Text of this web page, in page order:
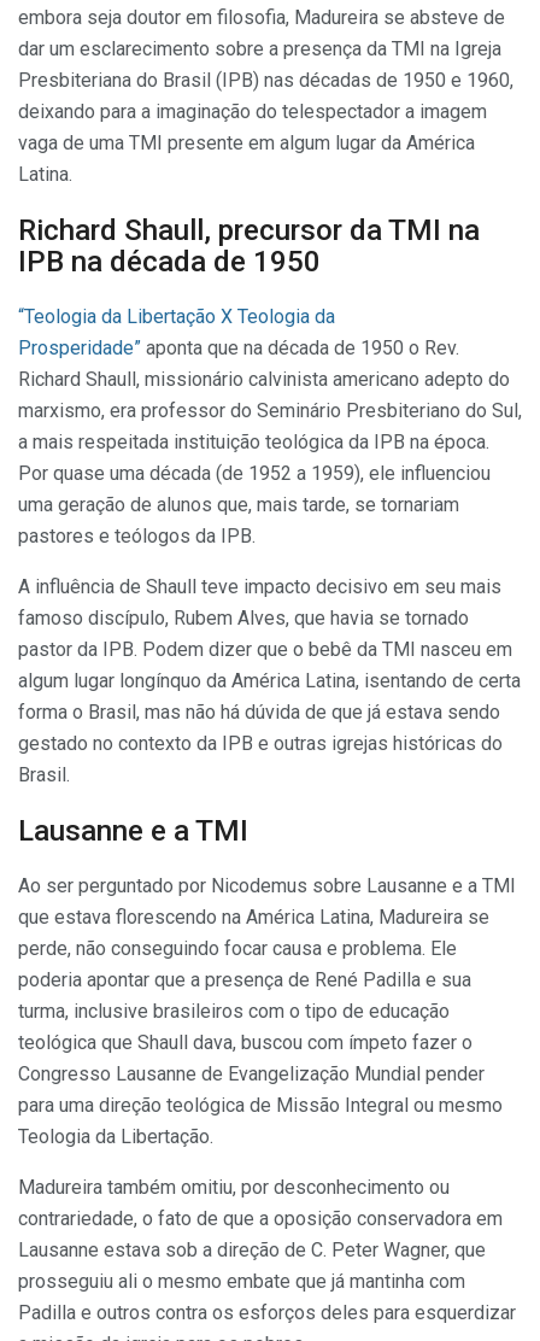
embora seja doutor em filosofia, Madureira se absteve de
dar um esclarecimento sobre a presença da TMI na Igreja
Presbiteriana do Brasil (IPB) nas décadas de 1950 e 1960,
deixando para a imaginação do telespectador a imagem
vaga de uma TMI presente em algum lugar da América
Latina.
Richard Shaull, precursor da TMI na
IPB na década de 1950
“Teologia da Libertação X Teologia da
Prosperidade” aponta que na década de 1950 o Rev.
Richard Shaull, missionário calvinista americano adepto do
marxismo, era professor do Seminário Presbiteriano do Sul,
a mais respeitada instituição teológica da IPB na época.
Por quase uma década (de 1952 a 1959), ele influenciou
uma geração de alunos que, mais tarde, se tornariam
pastores e teólogos da IPB.
A influência de Shaull teve impacto decisivo em seu mais
famoso discípulo, Rubem Alves, que havia se tornado
pastor da IPB. Podem dizer que o bebê da TMI nasceu em
algum lugar longínquo da América Latina, isentando de certa
forma o Brasil, mas não há dúvida de que já estava sendo
gestado no contexto da IPB e outras igrejas históricas do
Brasil.
Lausanne e a TMI
Ao ser perguntado por Nicodemus sobre Lausanne e a TMI
que estava florescendo na América Latina, Madureira se
perde, não conseguindo focar causa e problema. Ele
poderia apontar que a presença de René Padilla e sua
turma, inclusive brasileiros com o tipo de educação
teológica que Shaull dava, buscou com ímpeto fazer o
Congresso Lausanne de Evangelização Mundial pender
para uma direção teológica de Missão Integral ou mesmo
Teologia da Libertação.
Madureira também omitiu, por desconhecimento ou
contrariedade, o fato de que a oposição conservadora em
Lausanne estava sob a direção de C. Peter Wagner, que
prosseguiu ali o mesmo embate que já mantinha com
Padilla e outros contra os esforços deles para esquerdizar